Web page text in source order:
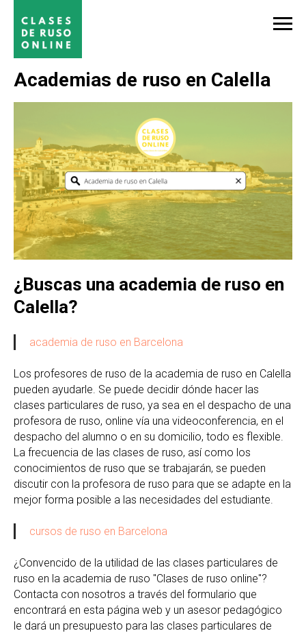
Academias de ruso en Calella
¿Buscas una academia de ruso en
Calella?
academia de ruso en Barcelona
Los profesores de ruso de la academia de ruso en Calella
pueden ayudarle. Se puede decidir dónde hacer las
clases particulares de ruso, ya sea en el despacho de una
profesora de ruso, online vía una videoconferencia, en el
despacho del alumno o en su domicilio, todo es flexible.
La frecuencia de las clases de ruso, así como los
conocimientos de ruso que se trabajarán, se pueden
discutir con la profesora de ruso para que se adapte en la
mejor forma posible a las necesidades del estudiante.
cursos de ruso en Barcelona
¿Convencido de la utilidad de las clases particulares de
ruso en la academia de ruso "Clases de ruso online"?
Contacta con nosotros a través del formulario que
encontrará en esta página web y un asesor pedagógico
le dará un presupuesto para las clases particulares de